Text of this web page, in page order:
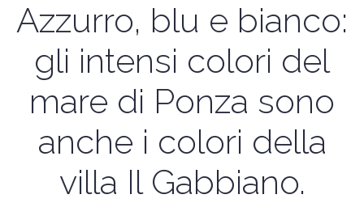
Azzurro, blu e bianco:
gli intensi colori del
mare di Ponza sono
anche i colori della
villa Il Gabbiano.